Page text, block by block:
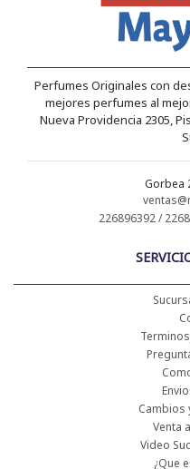
Perfumes Originales con
mejores perfumes al
Nueva Providencia 2305,
Gorbea
226896392 /
Cambios
Venta
Video
¿Que